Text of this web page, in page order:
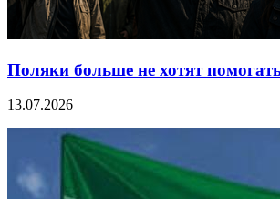
Поляки больше не хотят
13.07.2026